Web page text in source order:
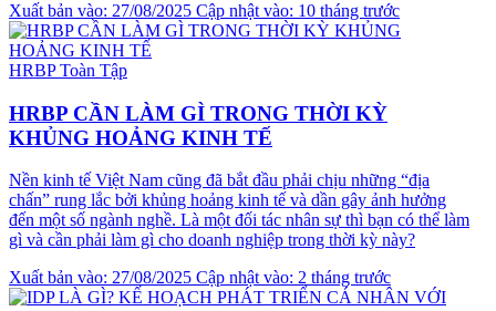
Xuất bản vào: 27/08/2025 Cập nhật vào: 10 tháng trước
HRBP Toàn Tập
HRBP CẦN LÀM GÌ TRONG THỜI KỲ
KHỦNG HOẢNG KINH TẾ
Nền kinh tế Việt Nam cũng đã bắt đầu phải chịu những “địa
chấn” rung lắc bởi khủng hoảng kinh tế và dần gây ảnh hưởng
đến một số ngành nghề. Là một đối tác nhân sự thì bạn có thể làm
gì và cần phải làm gì cho doanh nghiệp trong thời kỳ này?
Xuất bản vào: 27/08/2025 Cập nhật vào: 2 tháng trước